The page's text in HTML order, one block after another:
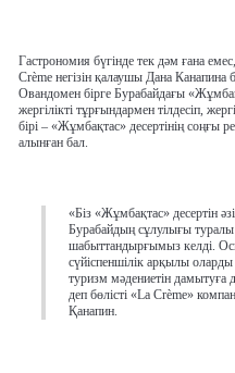
Гастрономия бүгінде тек дәм ғана
Crème негізін қалаушы Дана
Овандомен бірге Бурабайдағы
жергілікті тұрғындармен тілдесіп,
бірі – «Жұмбақтас» десертінің соңғы
алынған бал.
«Біз «Жұмбақтас» десертін
Бурабайдың сұлулығы туралы
шабыттандырғымыз келді.
сүйіспеншілік арқылы
туризм мәдениетін
деп бөлісті «La Crème»
Қанапин.